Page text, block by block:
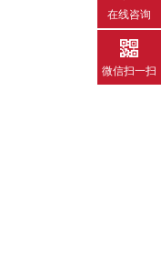
在线咨询
微信扫一扫